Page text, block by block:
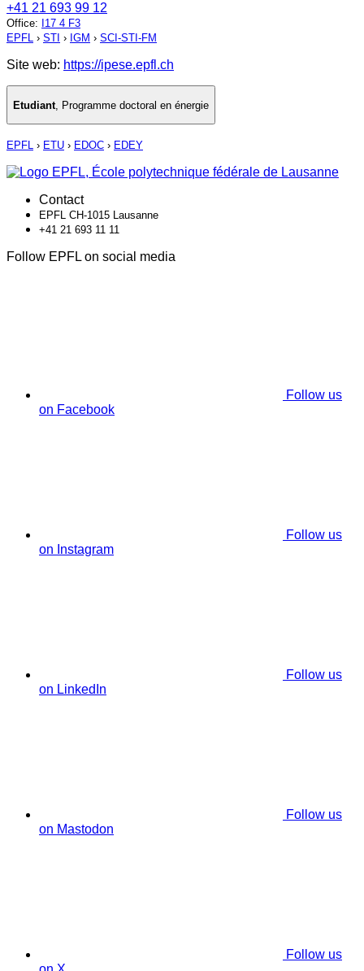
+41 21 693 99 12
Office:
I17 4 F3
EPFL › STI › IGM › SCI-STI-FM
Site web: https://ipese.epfl.ch
Etudiant Programme doctoral en énergie
EPFL › ETU › EDOC › EDEY
Contact
EPFL CH-1015 Lausanne
+41 21 693 11 11
Follow EPFL on social media
Follow us
on Facebook
Follow us
on Instagram
Follow us
on LinkedIn
Follow us
on Mastodon
Follow us